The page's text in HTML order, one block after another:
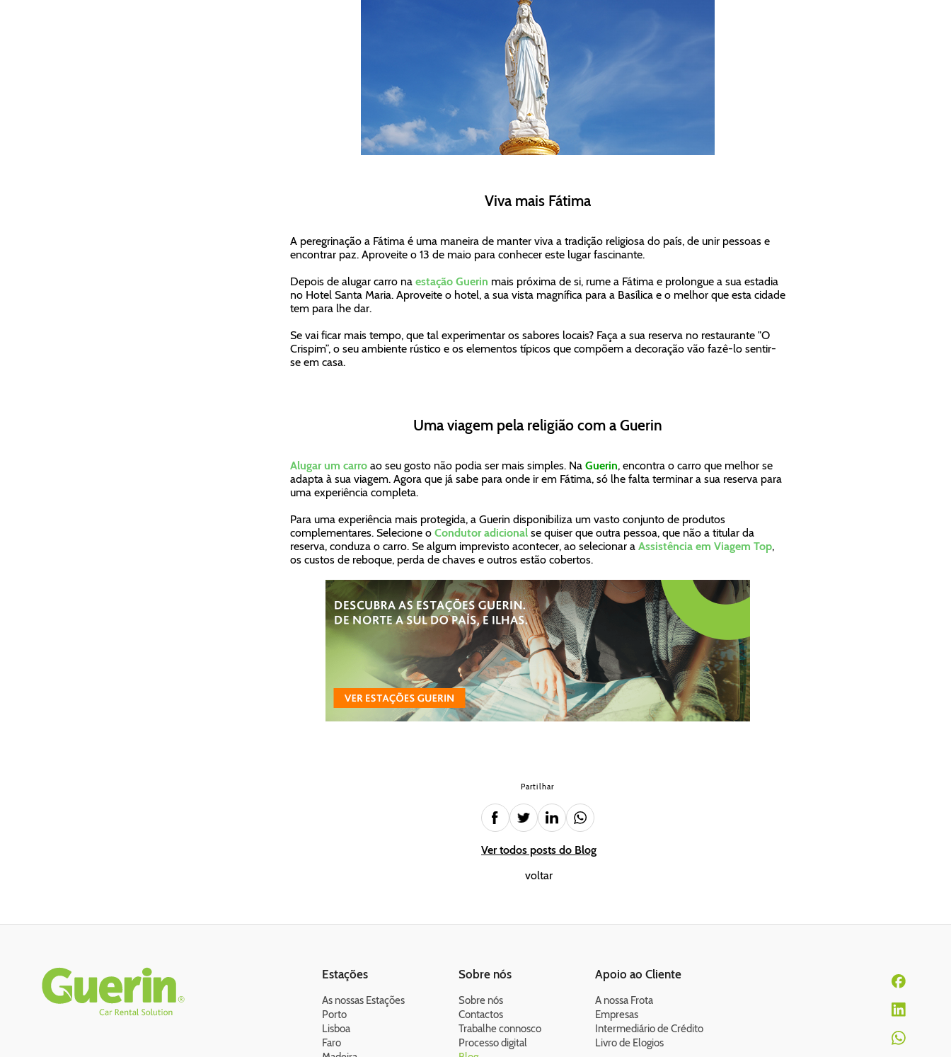
Viva mais Fátima
A peregrinação a Fátima é uma maneira de manter viva a tradição religiosa do país, de unir pessoas e
encontrar paz. Aproveite o 13 de maio para conhecer este lugar fascinante.
Depois de alugar carro na estação Guerin mais próxima de si, rume a Fátima e prolongue a sua estadia
no Hotel Santa Maria. Aproveite o hotel, a sua vista magnífica para a Basílica e o melhor que esta cidade
tem para lhe dar.
Se vai ficar mais tempo, que tal experimentar os sabores locais? Faça a sua reserva no restaurante "O
Crispim”, o seu ambiente rústico e os elementos típicos que compõem a decoração vão fazê-lo sentir-
se em casa.
Uma viagem pela religião com a Guerin
Alugar um carroao seu gosto não podia ser mais simples. Na Guerin, encontra o carro que melhor se
adapta à sua viagem. Agora que já sabe para onde ir em Fátima, só lhe falta terminar a sua reserva para
uma experiência completa.
Para uma experiência mais protegida, a Guerin disponibiliza um vasto conjunto de produtos
complementares. Selecione o Condutor adicionalse quiser que outra pessoa, que não a titular da
reserva, conduza o carro. Se algum imprevisto acontecer, ao selecionar aAssistência em Viagem Top,
os custos de reboque, perda de chaves e outros estão cobertos.
Partilhar
Ver todos posts do Blog
voltar
Rodapé Estações
As nossas Estações
Porto
Lisboa
Faro
Sobre nós
Sobre nós
Contactos
Trabalhe connosco
Processo digital
Apoio ao Cliente
A nossa Frota
Empresas
Intermediário de Crédito
Livro de Elogios